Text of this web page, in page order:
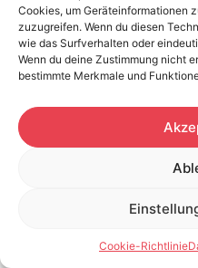
Cookies, um Geräteinformationen
zuzugreifen. Wenn du diesen
wie das Surfverhalten oder
Wenn du deine Zustimmung nicht
bestimmte Merkmale und
Cookie-Richtlinie